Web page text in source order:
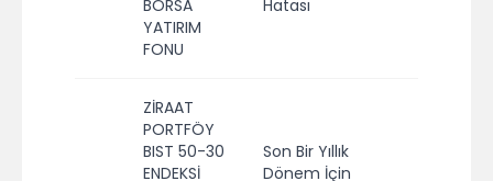
BORSA
YATIRIM
FONU
Hatası
ZİRAAT
PORTFÖY
BIST 50-30
ENDEKSİ
Son Bir Yıllık
Dönem İçin